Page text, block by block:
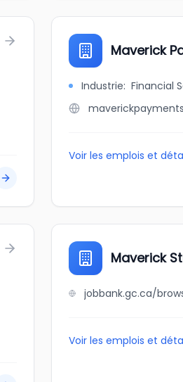
Maverick
Industrie: Financial
Voir les emplois et
Maverick
Voir les emplois et